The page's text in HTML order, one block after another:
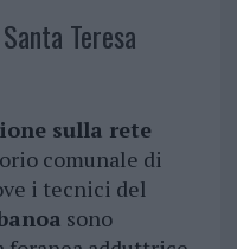
Teresa
sulla rete
comunale di
i tecnici del
sono